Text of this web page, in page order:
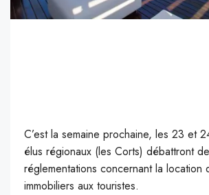
C’est la semaine prochaine, les 23 et
élus régionaux (les Corts) débattront
réglementations concernant la location
immobiliers aux touristes.